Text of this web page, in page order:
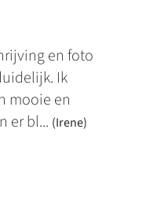
en foto
Ik
mooie en
er bl... (Irene)